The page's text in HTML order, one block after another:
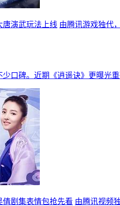
唐演武玩法上线 由腾讯游戏独代
少口碑。近期《逍遥诀》更曝光
剧集表情包抢先看 由腾讯视频